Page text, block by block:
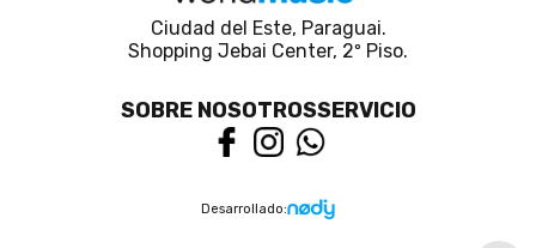
Ciudad del Este, Paraguai.
Shopping Jebai Center, 2º Piso.
SOBRE NOSOTROSSERVICIO
Desarrollado: